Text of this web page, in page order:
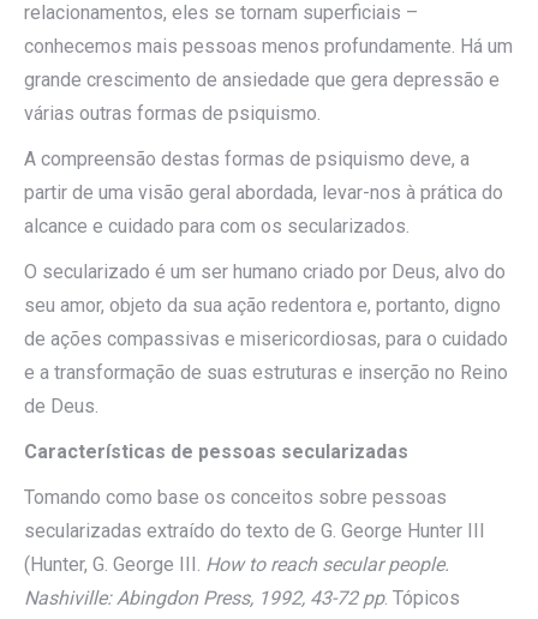
relacionamentos, eles se tornam superficiais –
conhecemos mais pessoas menos profundamente. Há um
grande crescimento de ansiedade que gera depressão e
várias outras formas de psiquismo.
A compreensão destas formas de psiquismo deve, a
partir de uma visão geral abordada, levar-nos à prática do
alcance e cuidado para com os secularizados.
O secularizado é um ser humano criado por Deus, alvo do
seu amor, objeto da sua ação redentora e, portanto, digno
de ações compassivas e misericordiosas, para o cuidado
e a transformação de suas estruturas e inserção no Reino
de Deus.
Características de pessoas secularizadas
Tomando como base os conceitos sobre pessoas
secularizadas extraído do texto de G. George Hunter III
(Hunter, G. George III. How to reach secular people.
Nashiville: Abingdon Press, 1992, 43-72 pp. Tópicos